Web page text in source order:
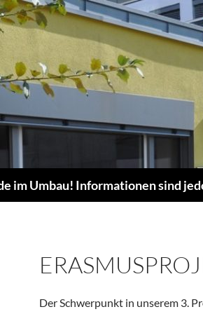
im Umbau! Informationen sind
Der Schwerpunkt in unserem 3.